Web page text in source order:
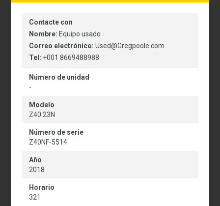
Contacte con
Nombre: Equipo usado
Correo electrónico: Used@Gregpoole.com
Tel: +001 8669488988
Número de unidad
-
Modelo
Z40 23N
Número de serie
Z40NF-5514
Año
2018
Horario
321